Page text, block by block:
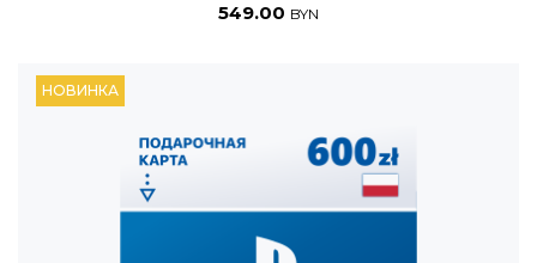
549.00 BYN
НОВИНКА